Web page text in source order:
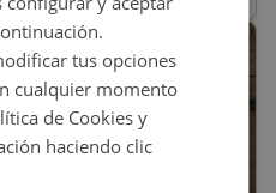
tus opciones
cualquier momento
de Cookies y
haciendo clic